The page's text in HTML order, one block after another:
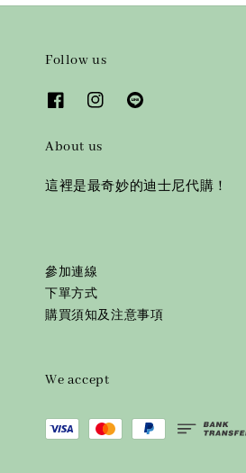
Follow us
About us
這裡是最奇妙的迪士尼代購！
參加連線
下單方式
購買須知及注意事項
We accept